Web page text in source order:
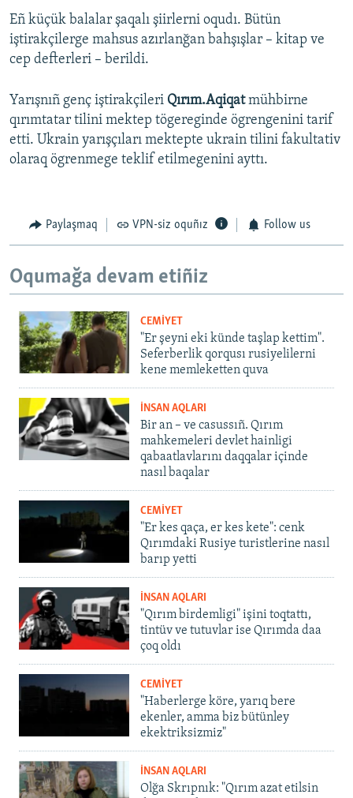
Eñ küçük balalar şaqalı şiirlerni oqudı. Bütün
iştirakçilerge mahsus azırlanğan bahşışlar – kitap ve
cep defterleri – berildi.
Yarışnıñ genç iştirakçileri Qırım.Aqiqatmühbirne
qırımtatar tilini mektep tögereginde ögrengenini tarif
etti. Ukrain yarışçıları mektepte ukrain tilini fakultativ
olaraq ögrenmege teklif etilmegenini ayttı.
Paylaşmaq VPN-siz oquñız Follow us
Oqumağa devam etiñiz
CEMİYET
"Er şeyni eki künde taşlap kettim".
Seferberlik qorqusı rusiyelilerni
kene memleketten quva
İNSAN AQLARI
Bir an – ve casussıñ. Qırım
mahkemeleri devlet hainligi
qabaatlavlarını daqqalar içinde
nasıl baqalar
CEMİYET
"Er kes qaça, er kes kete": cenk
Qırımdaki Rusiye turistlerine nasıl
barıp yetti
İNSAN AQLARI
"Qırım birdemligi" işini toqtattı,
tintüv ve tutuvlar ise Qırımda daa
çoq oldı
CEMİYET
"Haberlerge köre, yarıq bere
ekenler, amma biz bütünley
ekektriksizmiz"
İNSAN AQLARI
Olğa Skrıpnık: "Qırım azat etilsin